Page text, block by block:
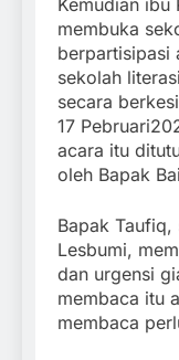
membuka
berpartisipasi
sekolah
secara
17
acara itu
oleh Bapak
Bapak Taufiq,
Lesbumi,
dan urgensi
membaca itu
membaca